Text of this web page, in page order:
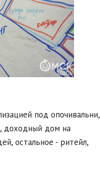
под опочивальни,
доходный дом на
остальное - ритейл,